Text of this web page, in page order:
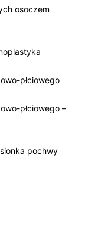
osoczem
płciowego
płciowego –
pochwy